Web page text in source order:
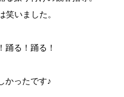
いました。
る！踊る！
かったです♪